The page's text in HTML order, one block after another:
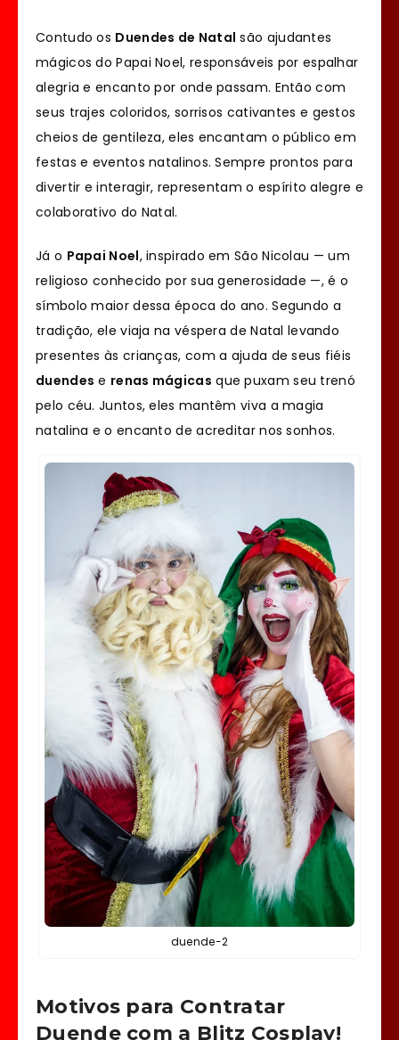
Contudo os Duendes de Natal são ajudantes
mágicos do Papai Noel, responsáveis por espalhar
alegria e encanto por onde passam. Então com
seus trajes coloridos, sorrisos cativantes e gestos
cheios de gentileza, eles encantam o público em
festas e eventos natalinos. Sempre prontos para
divertir e interagir, representam o espírito alegre e
colaborativo do Natal.
Já o Papai Noel, inspirado em São Nicolau — um
religioso conhecido por sua generosidade —, é o
símbolo maior dessa época do ano. Segundo a
tradição, ele viaja na véspera de Natal levando
presentes às crianças, com a ajuda de seus fiéis
duendes e renas mágicas que puxam seu trenó
pelo céu. Juntos, eles mantêm viva a magia
natalina e o encanto de acreditar nos sonhos.
duende-2
Motivos para Contratar
Duende com a Blitz Cosplay!